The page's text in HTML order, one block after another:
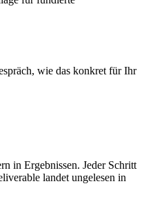
wie das konkret für Ihr
in Ergebnissen. Jeder Schritt
landet ungelesen in